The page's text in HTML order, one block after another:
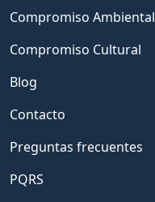
Compromiso Ambiental
Compromiso Cultural
Blog
Contacto
Preguntas frecuentes
PQRS